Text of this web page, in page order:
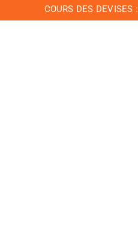
au
COURS DES DEVISES :